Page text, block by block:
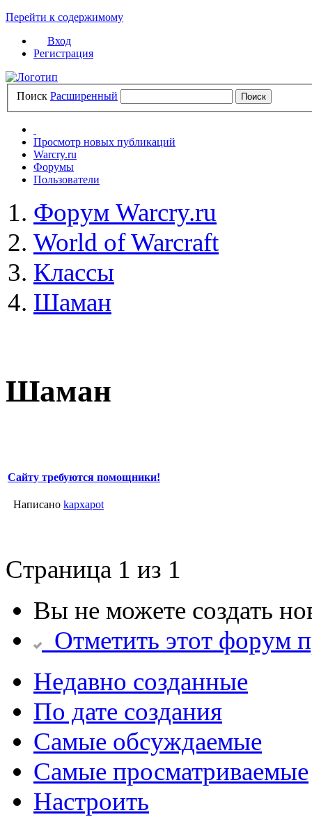
Перейти к содержимому
Вход
Регистрация
Поиск Расширенный
Просмотр новых публикаций
Warcry.ru
Форумы
Пользователи
Форум Warcry.ru
World of Warcraft
Классы
Шаман
Шаман
Сайту требуются помощники!
Написано kapxapot
Страница 1 из 1
Вы не можете создать
Отметить этот форум
Недавно созданные
По дате создания
Самые обсуждаемые
Самые просматриваемые
Настроить